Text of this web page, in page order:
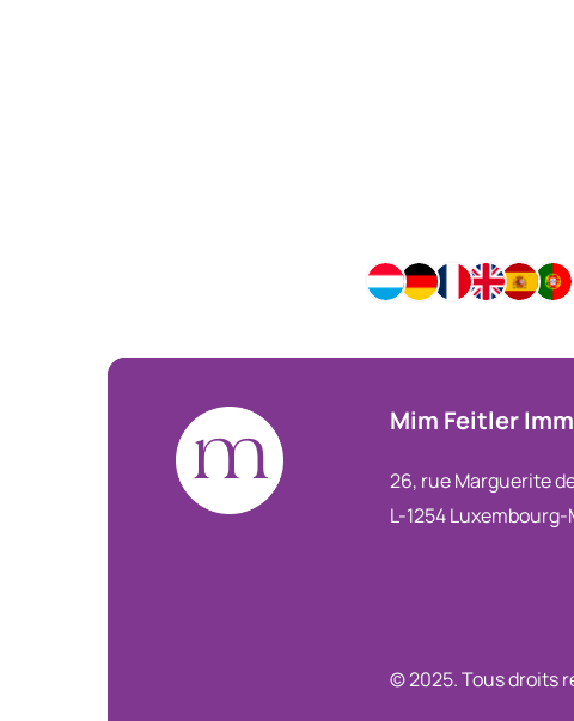
Mim Feitler
26, rue Marguerite
L-1254 Luxembourg-
© 2025. Tous droits